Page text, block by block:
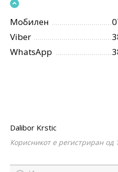
Мобилен
Viber
WhatsApp
Dalibor Krstic
Корисникот е регистриран од